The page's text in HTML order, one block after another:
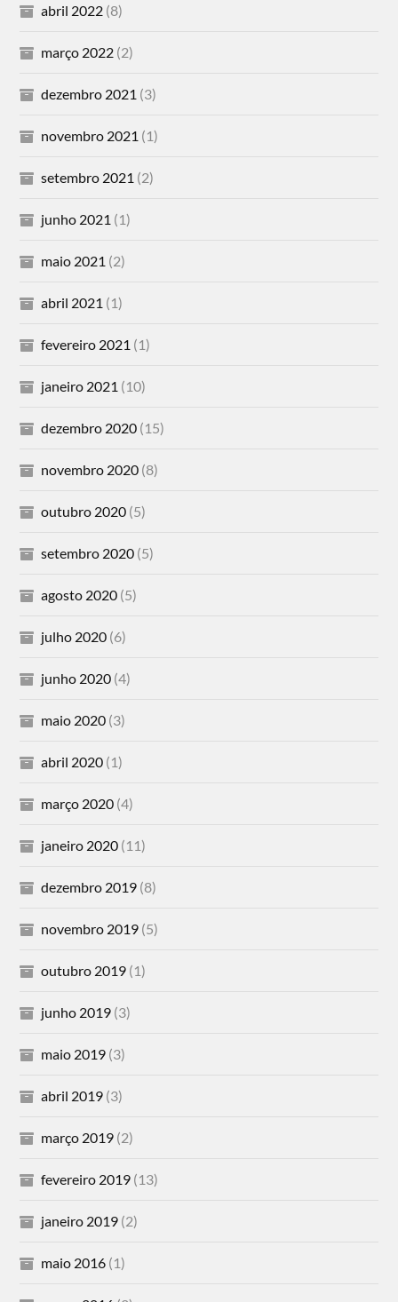
abril 2022 (8)
março 2022 (2)
dezembro 2021 (3)
novembro 2021 (1)
setembro 2021 (2)
junho 2021 (1)
maio 2021 (2)
abril 2021 (1)
fevereiro 2021 (1)
janeiro 2021 (10)
dezembro 2020 (15)
novembro 2020 (8)
outubro 2020 (5)
setembro 2020 (5)
agosto 2020 (5)
julho 2020 (6)
junho 2020 (4)
maio 2020 (3)
abril 2020 (1)
março 2020 (4)
janeiro 2020 (11)
dezembro 2019 (8)
novembro 2019 (5)
outubro 2019 (1)
junho 2019 (3)
maio 2019 (3)
abril 2019 (3)
março 2019 (2)
fevereiro 2019 (13)
janeiro 2019 (2)
maio 2016 (1)